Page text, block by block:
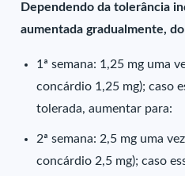
Dependendo da tolerância
aumentada gradualmente,
1ª semana: 1,25 mg uma
concárdio 1,25 mg); caso
tolerada, aumentar para:
2ª semana: 2,5 mg uma
concárdio 2,5 mg); caso